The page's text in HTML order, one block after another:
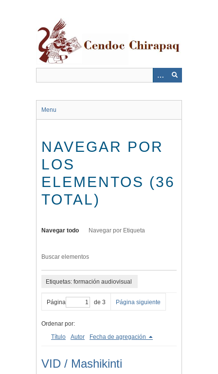
Menu
NAVEGAR POR
LOS
ELEMENTOS (36
TOTAL)
Navegar todo Navegar por Etiqueta
Buscar elementos
Etiquetas: formación audiovisual
Página de 3 Página siguiente
Ordenar por:
Título
Autor Fecha de agregación
VID / Mashikinti